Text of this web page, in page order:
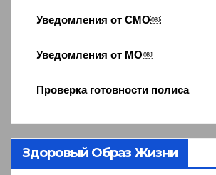
Уведомления от СМО￼
Уведомления от МО￼
Проверка готовности полиса
Здоровый Образ Жизни